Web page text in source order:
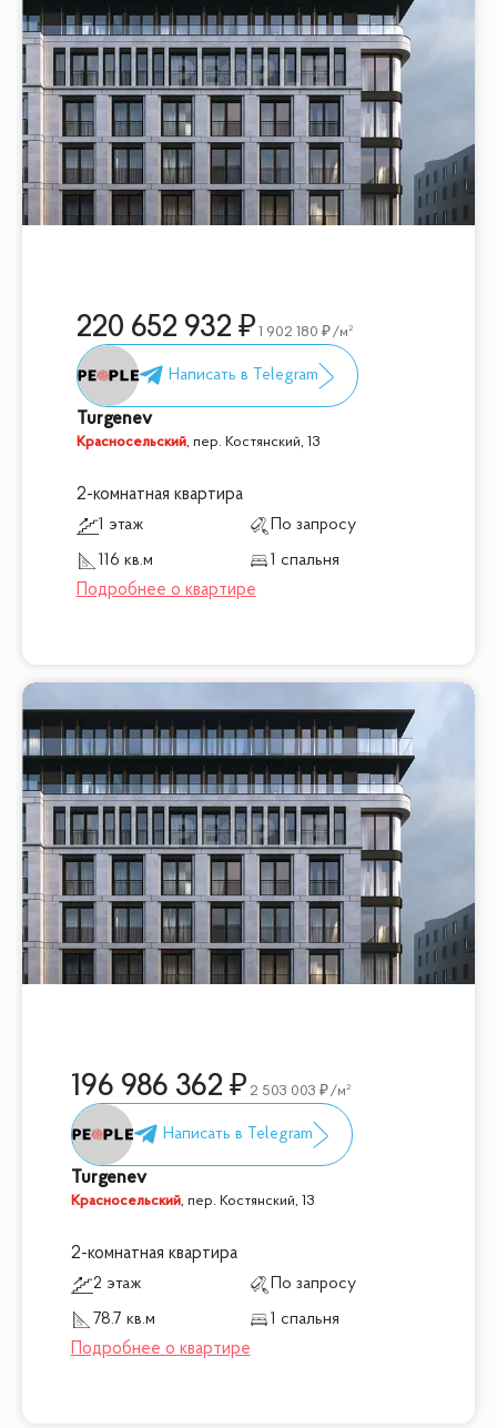
220 652 932 1 902 180 /м²
Turgenev
Красносельский, пер. Костянский, 13
2-комнатная квартира
1 этаж
По запросу
116 кв.м
1 спальня
196 986 362 2 503 003 /м²
Turgenev
Красносельский, пер. Костянский, 13
2-комнатная квартира
2 этаж
По запросу
78.7 кв.м
1 спальня